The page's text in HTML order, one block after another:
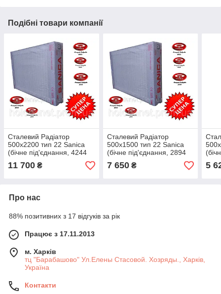
Подібні товари компанії
Сталевий Радіатор
500x2200 тип 22 Sanica
(бічне під'єднання, 4244
Вт)
11 700 ₴
Сталевий Радіатор
500x1500 тип 22 Sanica
(бічне під'єднання, 2894
Вт)
7 650₴
Вт)
5
Про нас
88% позитивних з 17 відгуків за рік
Працює з 17.11.2013
м. Харків
тц "Барабашово" Ул.Елены Стасовой. Хозряды., Харків,
Україна
Контакти